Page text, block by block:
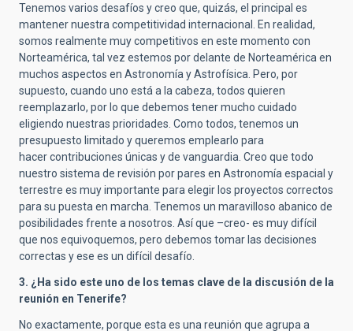
Tenemos varios desafíos y creo que, quizás, el principal es
mantener nuestra competitividad internacional. En realidad,
somos realmente muy competitivos en este momento con
Norteamérica, tal vez estemos por delante de Norteamérica en
muchos aspectos en Astronomía y Astrofísica. Pero, por
supuesto, cuando uno está a la cabeza, todos quieren
reemplazarlo, por lo que debemos tener mucho cuidado
eligiendo nuestras prioridades. Como todos, tenemos un
presupuesto limitado y queremos emplearlo para
hacer contribuciones únicas y de vanguardia. Creo que todo
nuestro sistema de revisión por pares en Astronomía espacial y
terrestre es muy importante para elegir los proyectos correctos
para su puesta en marcha. Tenemos un maravilloso abanico de
posibilidades frente a nosotros. Así que –creo- es muy difícil
que nos equivoquemos, pero debemos tomar las decisiones
correctas y ese es un difícil desafío.
3. ¿Ha sido este uno de los temas clave de la discusión de la
reunión en Tenerife?
No exactamente, porque esta es una reunión que agrupa a